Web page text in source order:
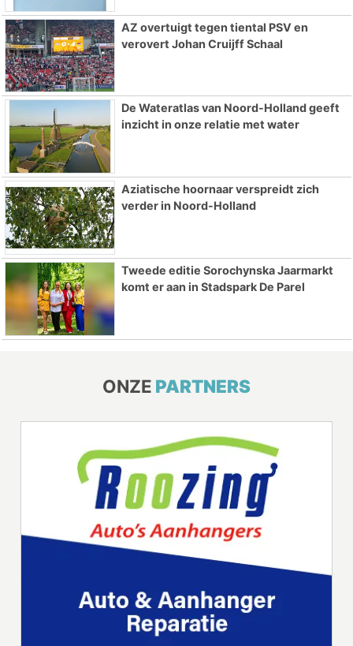
AZ overtuigt tegen tiental PSV en
verovert Johan Cruijff Schaal
De Wateratlas van Noord-Holland geeft
inzicht in onze relatie met water
Aziatische hoornaar verspreidt zich
verder in Noord-Holland
Tweede editie Sorochynska Jaarmarkt
komt er aan in Stadspark De Parel
ONZE PARTNERS